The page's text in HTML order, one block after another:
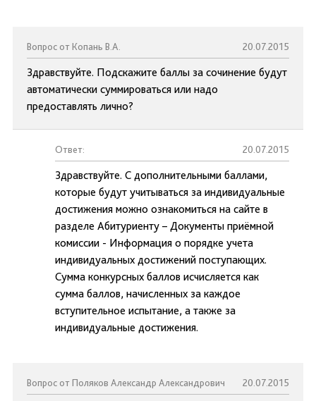
Вопрос от Копань В.А. 20.07.2015
Здравствуйте. Подскажите баллы за сочинение будут
автоматически суммироваться или надо
предоставлять лично?
Ответ: 20.07.2015
Здравствуйте. С дополнительными баллами,
которые будут учитываться за индивидуальные
достижения можно ознакомиться на сайте в
разделе Абитуриенту – Документы приёмной
комиссии - Информация о порядке учета
индивидуальных достижений поступающих.
Сумма конкурсных баллов исчисляется как
сумма баллов, начисленных за каждое
вступительное испытание, а также за
индивидуальные достижения.
Вопрос от Поляков Александр Александрович 20.07.2015